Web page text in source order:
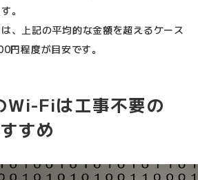
。
、上記の平均的な金額を超えるケース
程度が目安です。
Wi-Fiは工事不要の
すめ